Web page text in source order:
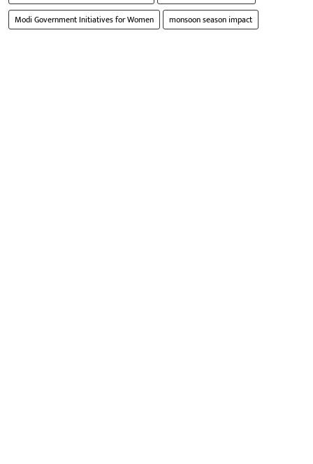
Modi Government Initiatives for Women
monsoon season impact